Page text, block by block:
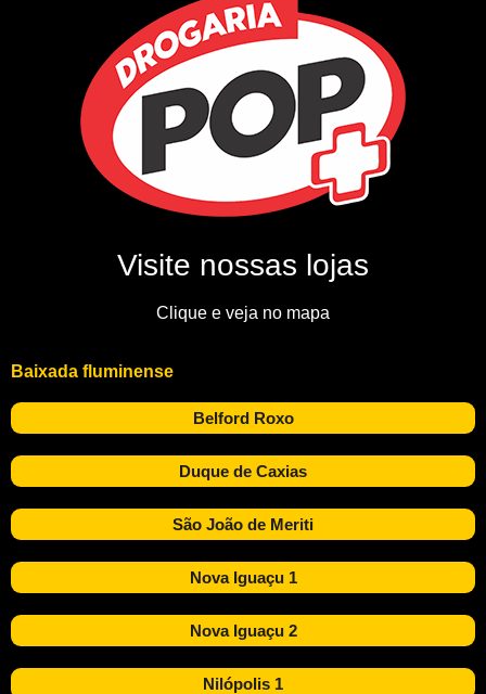
Visite nossas lojas
Clique e veja no mapa
Baixada fluminense
Belford Roxo
Duque de Caxias
São João de Meriti
Nova Iguaçu 1
Nova Iguaçu 2
Nilópolis 1